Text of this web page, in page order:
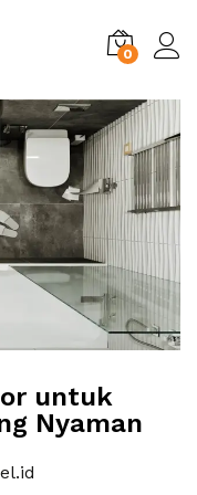
0
untuk
Nyaman